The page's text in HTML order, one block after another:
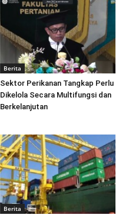
Berita
Sektor Perikanan Tangkap Perlu
Dikelola Secara Multifungsi dan
Berkelanjutan
Berita